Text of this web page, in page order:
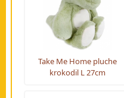
Take Me Home pluche
krokodil L 27cm